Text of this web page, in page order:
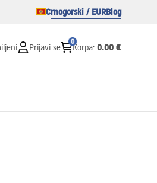
Crnogorski / EURBlog
Prijavi se
0
Korpa: 0.00 €